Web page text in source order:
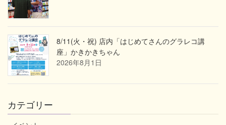
8/11(火・祝) 店内「はじめてさんのグラレコ講
座」かきかきちゃん
2026年8月1日
カテゴリー